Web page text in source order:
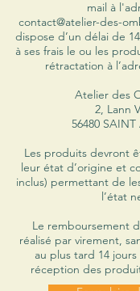
mail à
contact@atelier-des-
dispose d’un délai de
à ses frais le ou les
rétractation à
Atelier des
2, Lann
56480
Les produits devront
leur état d’origine et
inclus) permettant de
l’état
Le remboursement
réalisé par virement,
au plus tard 14
réception des